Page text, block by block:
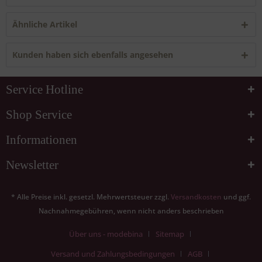
Ähnliche Artikel
Kunden haben sich ebenfalls angesehen
Service Hotline
Shop Service
Informationen
Newsletter
* Alle Preise inkl. gesetzl. Mehrwertsteuer zzgl. Versandkosten und ggf.
Nachnahmegebühren, wenn nicht anders beschrieben
Über uns - modebina
Sitemap
Versand und Zahlungsbedingungen
AGB